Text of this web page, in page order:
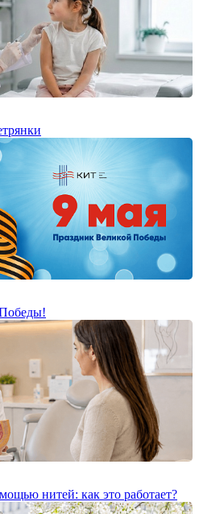
нитей: как это работает?